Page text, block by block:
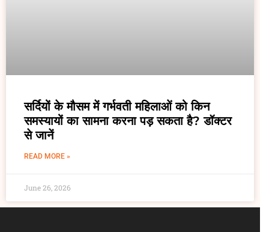
सर्दियों के मौसम में गर्भवती महिलाओं को किन
समस्यायों का सामना करना पड़ सकता है? डॉक्टर
से जानें
READ MORE »
June 26, 2026